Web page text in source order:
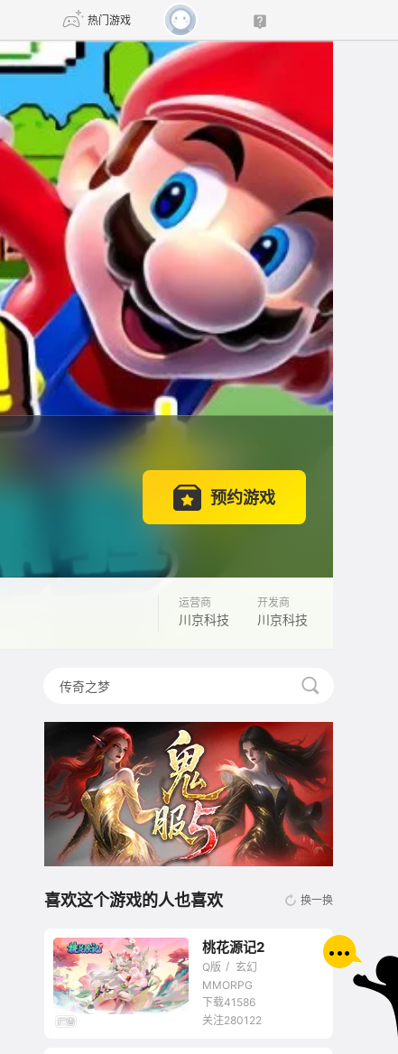
热门游戏
DNF 传奇4
剑网3旗舰版 新天龙八部
诛仙世界 新仙侠5
预约游戏
运营商
川京科技
开发商
川京科技
喜欢这个游戏的人也喜欢 换一换
桃花源记2
Q版
玄幻
MMORPG
下载41586
关注280122